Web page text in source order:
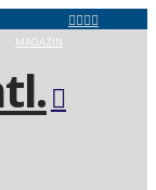
MAGAZIN